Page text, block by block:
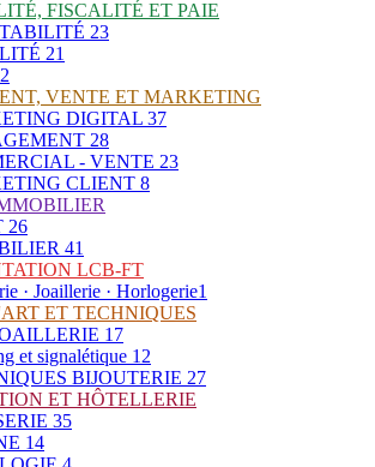
FISCALITÉ ET PAIE
23
21
VENTE ET MARKETING
DIGITAL 37
28
- VENTE 23
CLIENT 8
26
41
LCB-FT
· Joaillerie · Horlogerie1
ET TECHNIQUES
17
et signalétique 12
BIJOUTERIE 27
ET HÔTELLERIE
35
14